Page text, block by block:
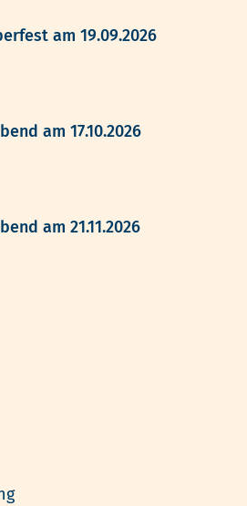
am 19.09.2026
am 17.10.2026
am 21.11.2026